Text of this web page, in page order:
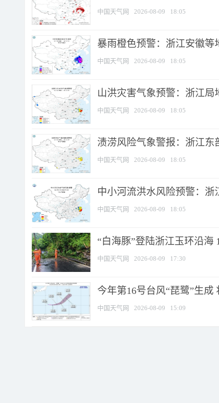
中国天气网 2026-08-09 18:05
暴雨橙色预警：浙江安徽等
中国天气网 2026-08-09 18:05
山洪灾害气象预警：浙江
中国天气网 2026-08-09 18:05
渍涝风险气象警报：浙江
中国天气网 2026-08-09 18:05
中小河流洪水风险预警：
中国天气网 2026-08-09 18:05
“白海豚”登陆浙江玉环沿海
中国天气网 2026-08-09 17:30
今年第16号台风“琵鹭”生
中国天气网 2026-08-09 15:09